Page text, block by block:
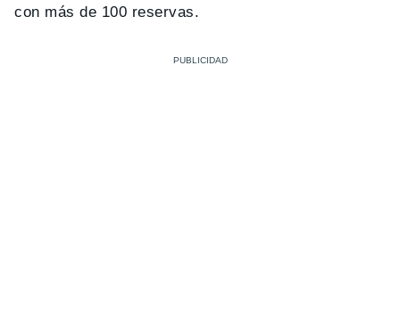
con más de 100 reservas.